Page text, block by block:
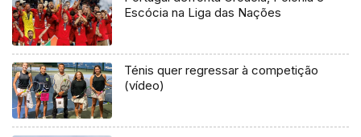
Escócia na Liga das Nações
Ténis quer regressar à competição
(vídeo)